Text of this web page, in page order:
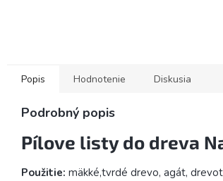
Popis Hodnotenie Diskusia
Podrobný popis
Pílove listy do dreva
Použitie: mäkké,tvrdé drevo, agát,